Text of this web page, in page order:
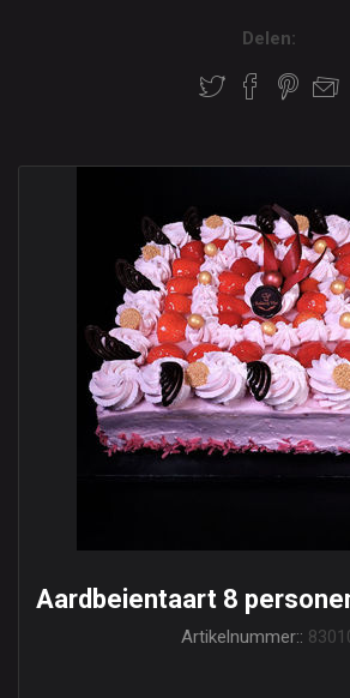
Delen:
Aardbeientaart 8
Artikelnummer::